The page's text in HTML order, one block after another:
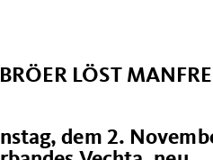
LÖST
dem 2.